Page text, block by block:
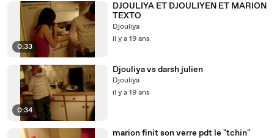
0:33
DJOULIYA ET DJOULIYEN ET MARION
TEXTO
Djouliya
il y a 19 ans
0:34
Djouliya vs darsh julien
Djouliya
il y a 19 ans
marion finit son verre pdt le "tchin"